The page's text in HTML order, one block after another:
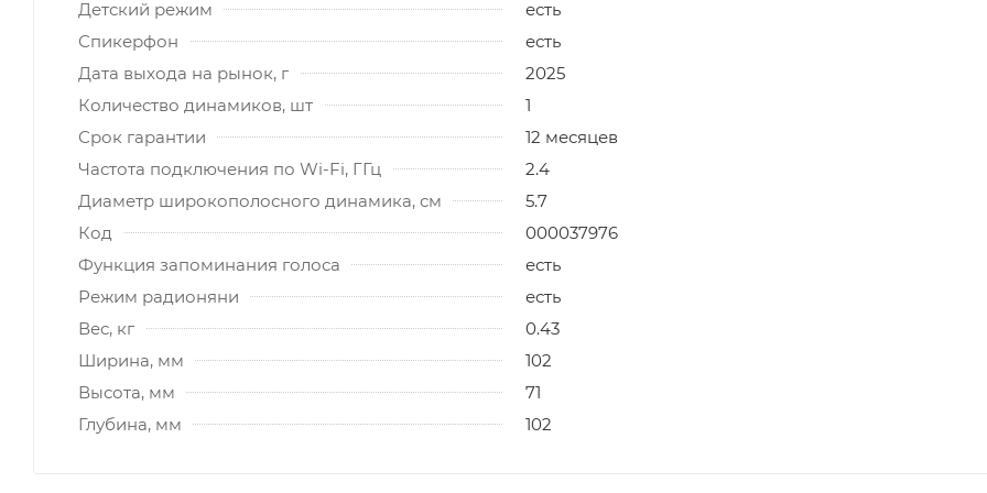
Детский режим
есть
Спикерфон
есть
Дата выхода на рынок, г
2025
Количество динамиков, шт
1
Срок гарантии
12 месяцев
Частота подключения по Wi-Fi, ГГц
2.4
Диаметр широкополосного динамика, см
5.7
Код
000037976
Функция запоминания голоса
есть
Режим радионяни
есть
Вес, кг
0.43
Ширина, мм
102
Высота, мм
71
Глубина, мм
102